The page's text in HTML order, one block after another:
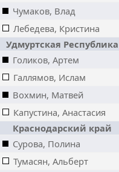
Чумаков, Влад
Лебедева, Кристина
Удмуртская Республика
Голиков, Артем
Галлямов, Ислам
Вохмин, Матвей
Капустина, Анастасия
Краснодарский край
Сурова, Полина
Тумасян, Альберт